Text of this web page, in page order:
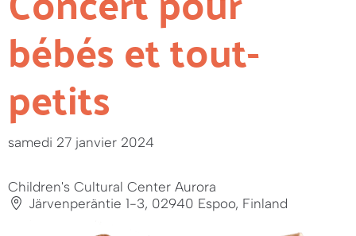
bébés et tout-
petits
samedi 27 janvier 2024
Children's Cultural Center Aurora
Järvenperäntie 1-3, 02940 Espoo, Finland